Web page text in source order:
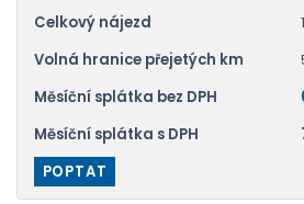
Celkový nájezd
Volná hranice přejetých km
Měsíční splátka bez DPH
Měsíční splátka s DPH
POPTAT